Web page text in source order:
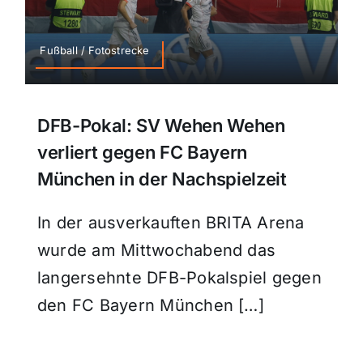
Fußball / Fotostrecke
DFB-Pokal: SV Wehen Wehen
verliert gegen FC Bayern
München in der Nachspielzeit
In der ausverkauften BRITA Arena
wurde am Mittwochabend das
langersehnte DFB-Pokalspiel gegen
den FC Bayern München […]